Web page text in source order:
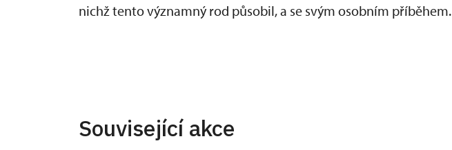
nichž tento významný rod působil, a se svým osobním příběhem.
Související akce